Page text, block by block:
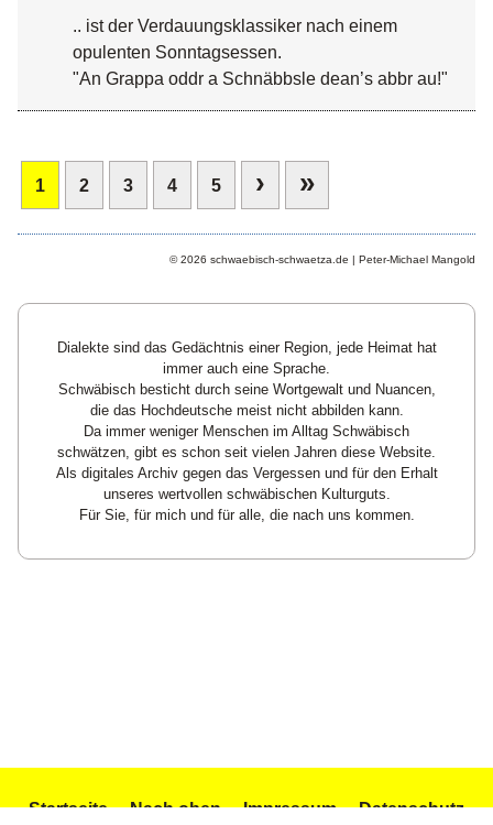
.. ist der Verdauungsklassiker nach einem
opulenten Sonntagsessen.
"An Grappa oddr a Schnäbbsle dean’s abbr au!"
1 2 3 4 5 › »
© 2026 schwaebisch-schwaetza.de | Peter-Michael Mangold
Dialekte sind das Gedächtnis einer Region, jede Heimat hat
immer auch eine Sprache.
Schwäbisch besticht durch seine Wortgewalt und Nuancen,
die das Hochdeutsche meist nicht abbilden kann.
Da immer weniger Menschen im Alltag Schwäbisch
schwätzen, gibt es schon seit vielen Jahren diese Website.
Als digitales Archiv gegen das Vergessen und für den Erhalt
unseres wertvollen schwäbischen Kulturguts.
Für Sie, für mich und für alle, die nach uns kommen.
Startseite Nach oben Impressum Datenschutz